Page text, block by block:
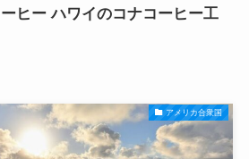
ーヒー ハワイのコナコーヒー工
アメリカ合衆国